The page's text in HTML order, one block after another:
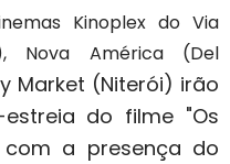
Kinoplex do Via
Nova América (Del
Market (Niterói) irão
do filme "Os
com a presença do